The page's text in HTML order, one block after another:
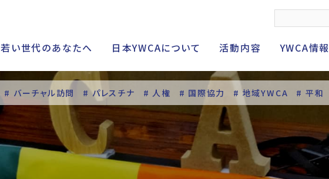
若い世代のあなたへ 日本YWCAについて 活動内容 YWCA情報
# バーチャル訪問 # パレスチナ # 人権 # 国際協力 # 地域YWCA # 平和